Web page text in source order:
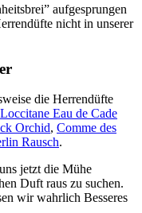
aufgesprungen
nicht in unserer
die Herrendüfte
Loccitane Eau de Cade
Orchid, Comme des
Rausch.
jetzt die Mühe
Duft raus zu suchen.
wir wahrlich Besseres